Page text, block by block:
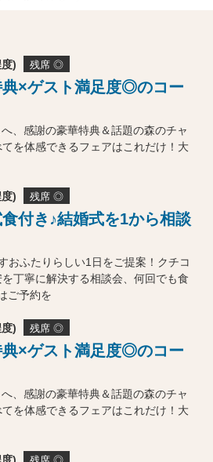
) 残席 ◎
典×ゲスト満足度◎のコー
、感謝の豪華特典＆話題の森のチャ
を体感できるフェアはこれだけ！大
) 残席 ◎
付き♪結婚式を1から相談
おふたりらしい1日をご提案！クチコ
丁寧に解決する相談会、何回でも食
ご予約を
) 残席 ◎
典×ゲスト満足度◎のコー
、感謝の豪華特典＆話題の森のチャ
を体感できるフェアはこれだけ！大
)